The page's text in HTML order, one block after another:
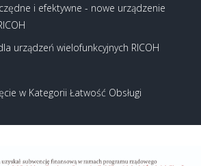
i efektywne - nowe urządzenie
urządzeń wielofunkcyjnych RICOH
w Kategorii Łatwość Obsługi